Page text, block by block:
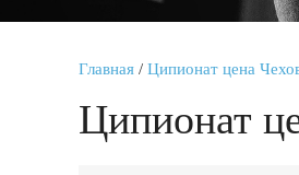
Главная / Ципионат цена
Ципионат